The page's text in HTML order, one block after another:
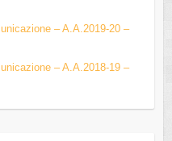
– A.A.2019-20 –
– A.A.2018-19 –